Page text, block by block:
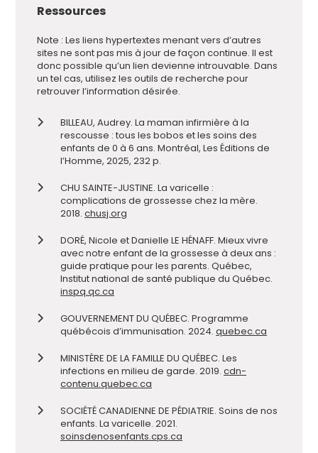
Ressources
Note : Les liens hypertextes menant vers d’autres
sites ne sont pas mis à jour de façon continue. Il est
donc possible qu’un lien devienne introuvable. Dans
un tel cas, utilisez les outils de recherche pour
retrouver l’information désirée.
BILLEAU, Audrey. La maman infirmière à la
rescousse : tous les bobos et les soins des
enfants de 0 à 6 ans. Montréal, Les Éditions de
l’Homme, 2025, 232 p.
CHU SAINTE-JUSTINE. La varicelle :
complications de grossesse chez la mère.
2018. chusj.org
DORÉ, Nicole et Danielle LE HÉNAFF. Mieux vivre
avec notre enfant de la grossesse à deux ans :
guide pratique pour les parents. Québec,
Institut national de santé publique du Québec.
inspq.qc.ca
GOUVERNEMENT DU QUÉBEC. Programme
québécois d’immunisation. 2024. quebec.ca
MINISTÈRE DE LA FAMILLE DU QUÉBEC. Les
infections en milieu de garde. 2019. cdn-
contenu.quebec.ca
SOCIÉTÉ CANADIENNE DE PÉDIATRIE. Soins de nos
enfants. La varicelle. 2021.
soinsdenosenfants.cps.ca